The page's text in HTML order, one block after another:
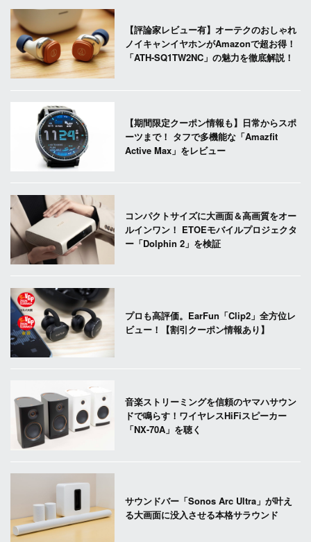
【評論家レビュー有】オーテクのおしゃれ
ノイキャンイヤホンがAmazonで超お得！
「ATH-SQ1TW2NC」の魅力を徹底解説！
【期間限定クーポン情報も】日常からスポ
ーツまで！ タフで多機能な「Amazfit
Active Max」をレビュー
コンパクトサイズに大画面＆高画質をオー
ルインワン！ ETOEモバイルプロジェクタ
ー「Dolphin 2」を検証
プロも高評価。EarFun「Clip2」全方位レ
ビュー！【割引クーポン情報あり】
音楽ストリーミングを信頼のヤマハサウン
ドで鳴らす！ワイヤレスHiFiスピーカー
「NX-70A」を聴く
サウンドバー「Sonos Arc Ultra」が叶え
る大画面に没入させる本格サラウンド